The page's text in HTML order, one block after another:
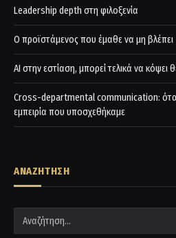
Leadership depth στη φιλοξενία
Ο προϊστάμενος που έμαθε να μη βλέπει
AI στην εστίαση, μπορεί τελικά να κόψει
Cross-departmental communication:
εμπειρία που υποσχεθήκαμε
ΑΝΑΖΗΤΗΣΗ